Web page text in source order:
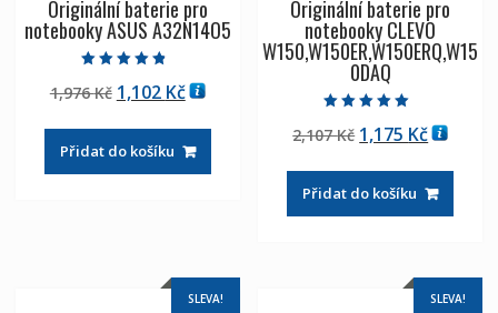
Originální baterie pro
notebooky ASUS A32N14O5
4.50
z 5
1,976Kč Původní
byla:
1,976 Kč
1,102 KčAktuální
je:
1,102 Kč
Přidat do košíku
Originální baterie pro
notebooky CLEVO
W150,W150ER,W150ERQ,W15
0DAQ
5.00
z 5
2,107Kč Původní
byla:
2,107 Kč
1,175 Kč
je:
1,175 Kč
Přidat do košíku
SLEVA! SLEVA!